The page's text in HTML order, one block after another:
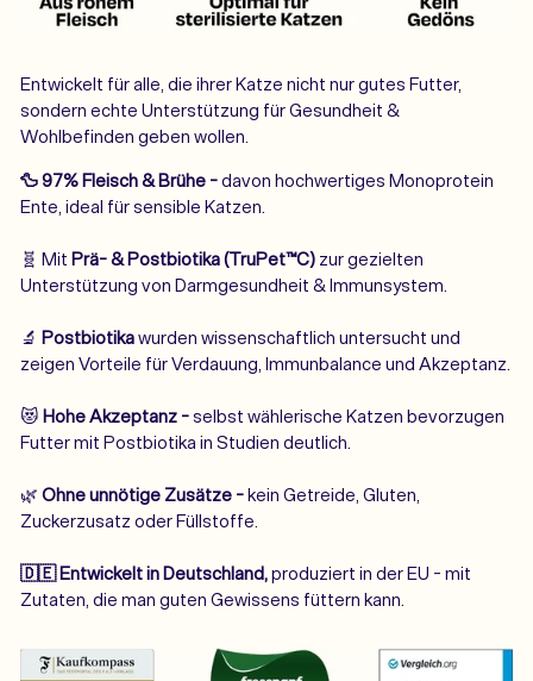
Entwickelt für alle, die ihrer Katze nicht nur gutes Futter,
sondern echte Unterstützung für Gesundheit &
Wohlbefinden geben wollen.
🦆 97% Fleisch & Brühe -davon hochwertiges Monoprotein
Ente, ideal für sensible Katzen.
🧬 Mit Prä- & Postbiotika (TruPet™C) zur gezielten
Unterstützung von Darmgesundheit & Immunsystem.
🔬 Postbiotikawurden wissenschaftlich untersucht und
zeigen Vorteile für Verdauung, Immunbalance und Akzeptanz.
😻 Hohe Akzeptanz -selbst wählerische Katzen bevorzugen
Futter mit Postbiotika in Studien deutlich.
🌿 Ohne unnötige Zusätze -kein Getreide, Gluten,
Zuckerzusatz oder Füllstoffe.
🇩🇪 Entwickelt in Deutschland,produziert in der EU - mit
Zutaten, die man guten Gewissens füttern kann.